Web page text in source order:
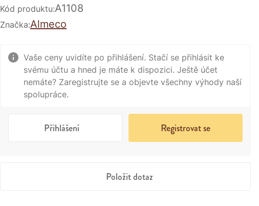
Kód produktu:A1108
Značka:Almeco
Vaše ceny uvidíte po přihlášení. Stačí se přihlásit ke
svému účtu a hned je máte k dispozici. Ještě účet
nemáte? Zaregistrujte se a objevte všechny výhody naší
spolupráce.
Přihlášení Registrovat se
Položit dotaz